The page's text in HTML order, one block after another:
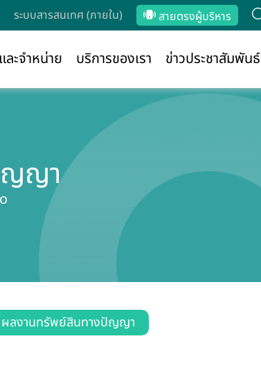
ระบบสารสนเทศ (ภายใน) สายตรงผู้บริหาร
ะจำหน่าย บริการของเรา ข่าวประชาสัมพันธ์
ญญา
ผลงานทรัพย์สินทางปัญญา